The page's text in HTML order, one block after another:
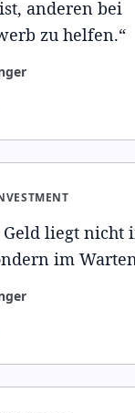
anderen bei
zu helfen.“
Geld liegt nicht
im